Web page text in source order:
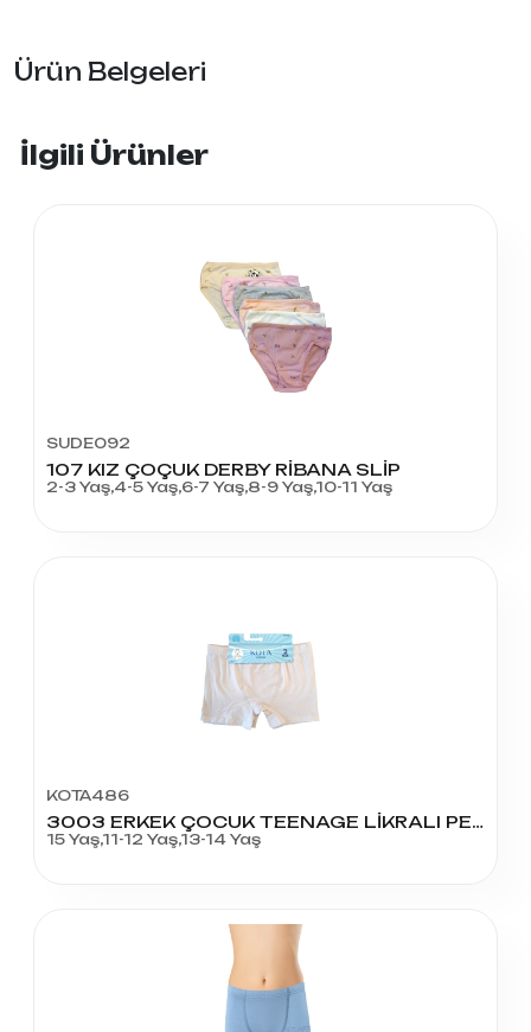
Ürün Belgeleri
İlgili Ürünler
SUDE092
107 KIZ ÇOÇUK DERBY RİBANA SLİP
2-3 Yaş,4-5 Yaş,6-7 Yaş,8-9 Yaş,10-11 Yaş
KOTA486
3003 ERKEK ÇOCUK TEENAGE LİKRALI PENYE 2'Lİ BOXER
15 Yaş,11-12 Yaş,13-14 Yaş